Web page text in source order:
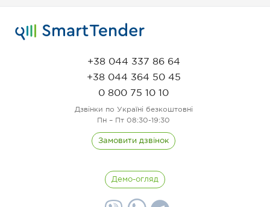
+38 044 337 86 64
+38 044 364 50 45
0 800 75 10 10
Дзвінки по Україні безкоштовні
Пн – Пт 08:30-19:30
Замовити дзвінок
Демо-огляд